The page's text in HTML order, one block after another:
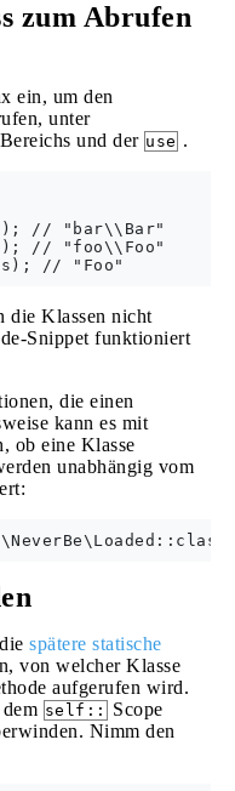
zum Abrufen
ein, um den
unter
und der use .
// "bar\\Bar"
// "foo\\Foo"
die Klassen nicht
Snippet funktioniert
die einen
kann es mit
ob eine Klasse
unabhängig vom
spätere statische
von welcher Klasse
aufgerufen wird.
self::
Scope
Nimm den